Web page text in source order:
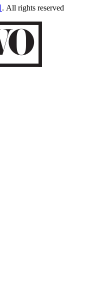
. All rights reserved